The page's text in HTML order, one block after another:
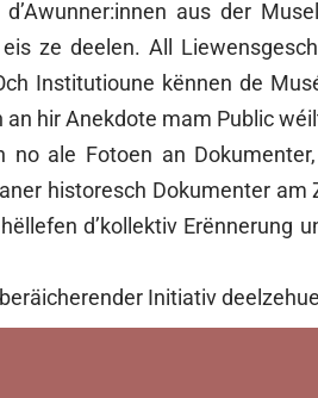
aus der
ze deelen. All
Institutioune kënnen de
hir Anekdote mam Public
no ale Fotoen an
historesch Dokumenter
d’kollektiv Erënnerung
Initiativ